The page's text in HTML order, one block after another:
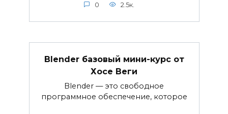
0 2.5к.
Blender базовый мини-курс от
Хосе Веги
Blender — это свободное
программное обеспечение, которое